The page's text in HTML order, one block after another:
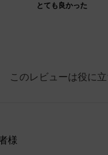
とても良かった
このレビューは役に
様